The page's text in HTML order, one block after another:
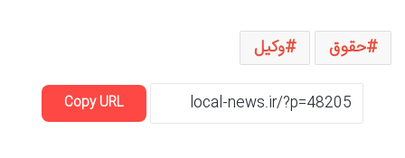
حقوق وکیل
Copy URL